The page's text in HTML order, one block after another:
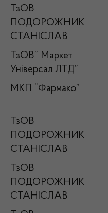
ТзОВ
ПОДОРОЖНИК
СТАНІСЛАВ
ТзОВ” Маркет
Універсал ЛТД”
МКП “Фармако”
ТзОВ
ПОДОРОЖНИК
СТАНІСЛАВ
ТзОВ
ПОДОРОЖНИК
СТАНІСЛАВ